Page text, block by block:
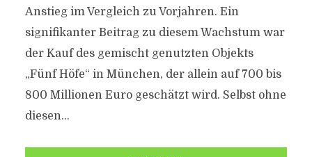
Anstieg im Vergleich zu Vorjahren. Ein
signifikanter Beitrag zu diesem Wachstum war
der Kauf des gemischt genutzten Objekts
„Fünf Höfe“ in München, der allein auf 700 bis
800 Millionen Euro geschätzt wird. Selbst ohne
diesen...